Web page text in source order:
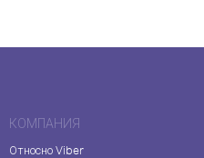
КОМПАНИЯ
Относно Viber